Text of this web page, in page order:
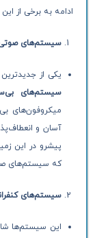
ادامه به برخی از
سیستم‌های
یکی از
سیستم‌های
میکروفون‌های
آسان و
پیشرو در این
که سیستم‌های
سیستم‌های
این سیستم‌ها